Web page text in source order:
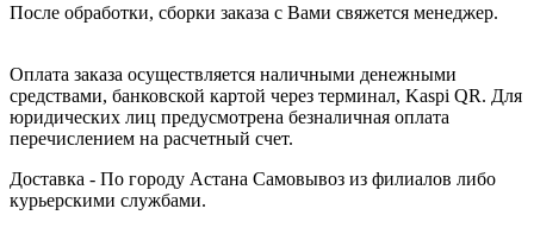
После обработки, сборки заказа с Вами свяжется менеджер.
Оплата заказа осуществляется наличными денежными
средствами, банковской картой через терминал, Kaspi QR. Для
юридических лиц предусмотрена безналичная оплата
перечислением на расчетный счет.
Доставка - По городу Астана Самовывоз из филиалов либо
курьерскими службами.